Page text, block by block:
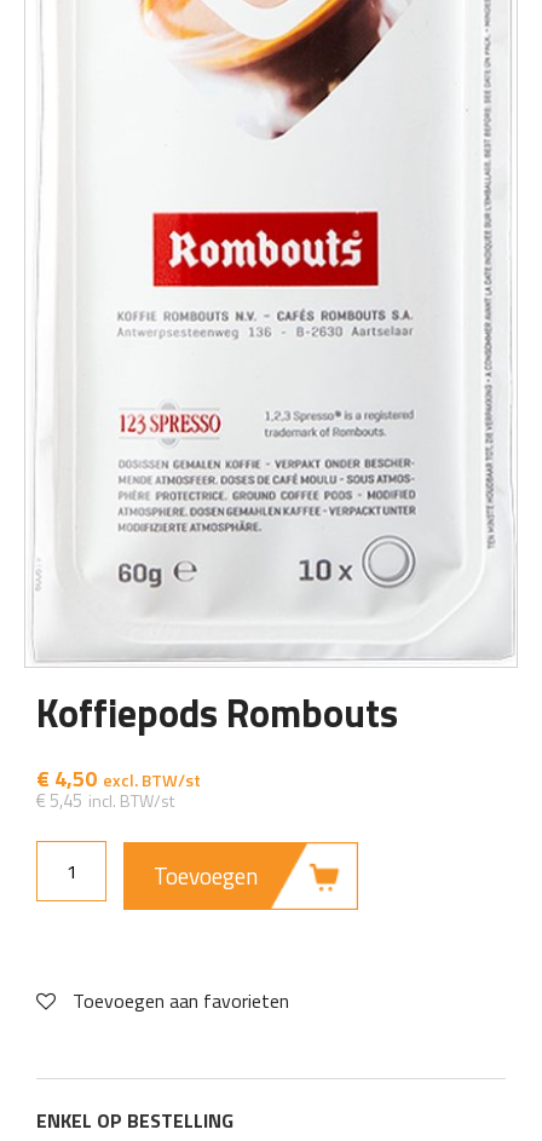
Koffiepods Rombouts
€ 4,50
€ 5,45
Toevoegen
Toevoegen aan favorieten
ENKEL OP BESTELLING